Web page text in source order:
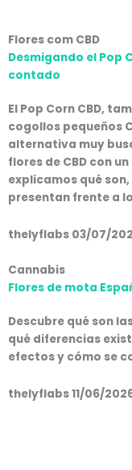
Flores com CBD
Desmigando el Pop
contado
El Pop Corn CBD,
cogollos pequeños
alternativa muy
flores de CBD con
explicamos qué
presentan frente a
thelyflabs 03/07/
Cannabis
Flores de mota
Descubre qué son
qué diferencias
efectos y cómo se
thelyflabs11/06/